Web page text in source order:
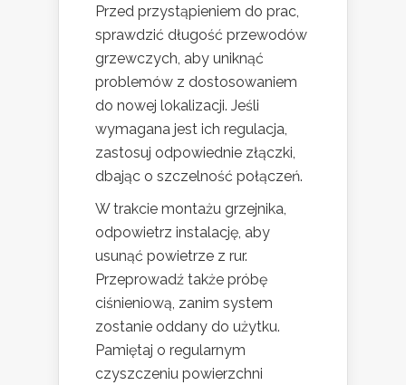
Przed przystąpieniem do prac,
sprawdzić długość przewodów
grzewczych, aby uniknąć
problemów z dostosowaniem
do nowej lokalizacji. Jeśli
wymagana jest ich regulacja,
zastosuj odpowiednie złączki,
dbając o szczelność połączeń.
W trakcie montażu grzejnika,
odpowietrz instalację, aby
usunąć powietrze z rur.
Przeprowadź także próbę
ciśnieniową, zanim system
zostanie oddany do użytku.
Pamiętaj o regularnym
czyszczeniu powierzchni